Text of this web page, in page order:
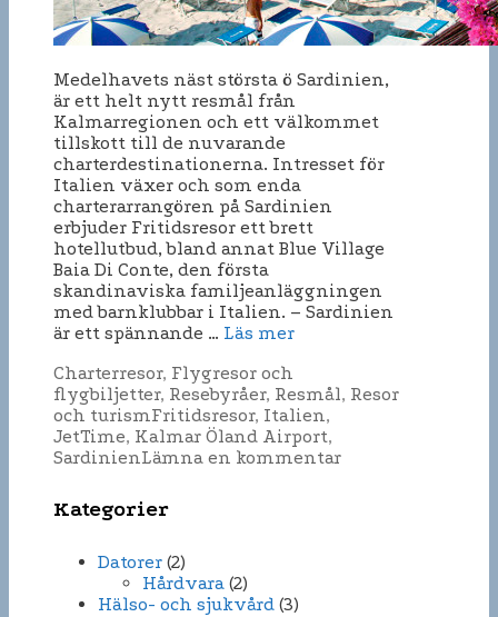
Medelhavets näst största ö Sardinien,
är ett helt nytt resmål från
Kalmarregionen och ett välkommet
tillskott till de nuvarande
charterdestinationerna. Intresset för
Italien växer och som enda
charterarrangören på Sardinien
erbjuder Fritidsresor ett brett
hotellutbud, bland annat Blue Village
Baia Di Conte, den första
skandinaviska familjeanläggningen
med barnklubbar i Italien. – Sardinien
är ett spännande … Läs mer
Kategorier
Charterresor, Flygresor och
flygbiljetter, Resebyråer, Resmål, Resor
och turismEtiketter
Fritidsresor, Italien,
JetTime, Kalmar Öland Airport,
SardinienLämna en kommentar
Kategorier
Datorer (2)
Hårdvara (2)
Hälso- och sjukvård (3)